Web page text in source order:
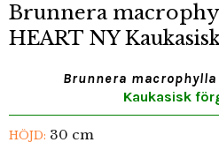
Brunnera
HEART NY
Brunnera macrophylla
Kaukasisk
HÖJD: 30 cm